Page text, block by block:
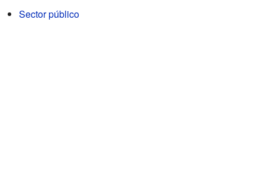
Sector público